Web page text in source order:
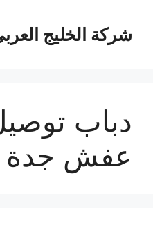
المحتوىشركة الخليج
دباب
عفش جدة